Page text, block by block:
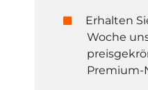
Erhalten
Woche
Premium-